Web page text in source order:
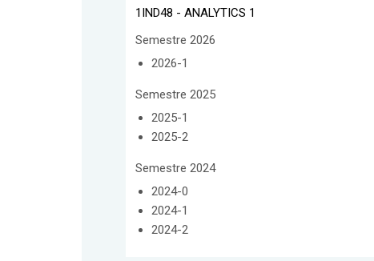
1IND48 - ANALYTICS 1
Semestre 2026
2026-1
Semestre 2025
2025-1
2025-2
Semestre 2024
2024-0
2024-1
2024-2